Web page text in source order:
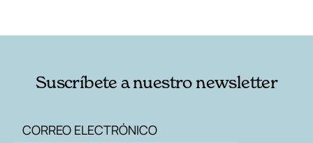
Suscríbete a nuestro newsletter